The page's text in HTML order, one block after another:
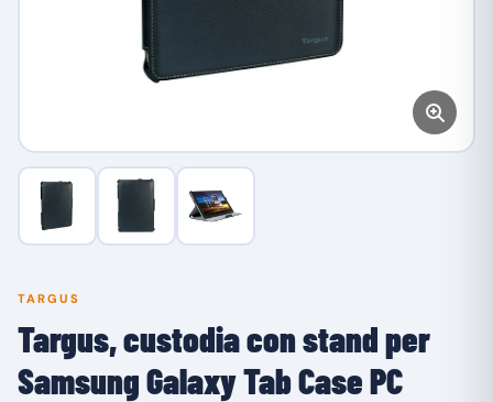
TARGUS
Targus, custodia con stand per
Samsung Galaxy Tab Case PC